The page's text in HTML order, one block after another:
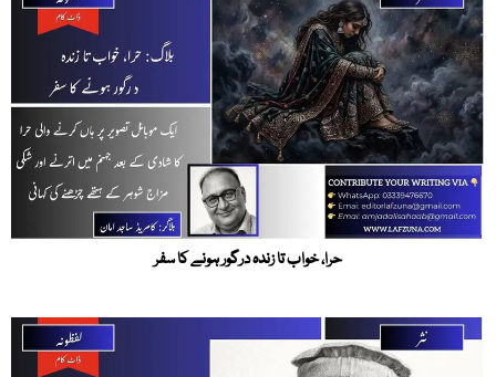
حرا، خواب تا زندہ درگور ہونے کا سفر